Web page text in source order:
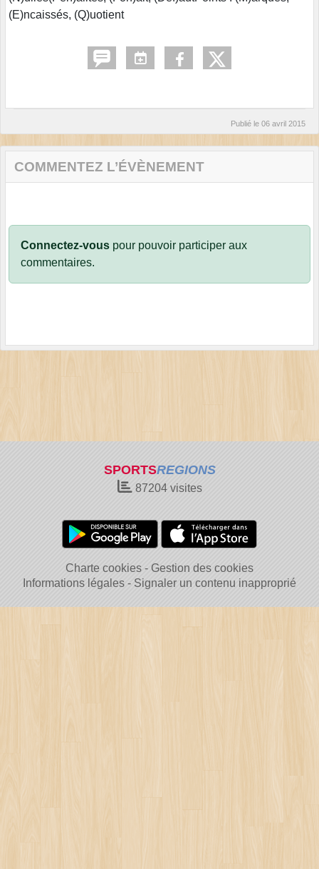
(E)ncaissés, (Q)uotient
Publié le 06 avril 2015
COMMENTEZ L’ÉVÈNEMENT
Connectez-vous pour pouvoir participer aux
commentaires.
SPORTSREGIONS
87204visites
Charte cookies
Gestion des cookies
Informations légales
Signaler un contenu inapproprié